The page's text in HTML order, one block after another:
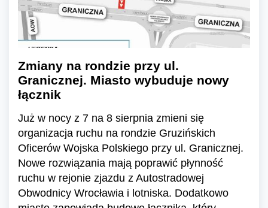
Zmiany na rondzie przy ul.
Granicznej. Miasto wybuduje nowy
łącznik
Już w nocy z 7 na 8 sierpnia zmieni się
organizacja ruchu na rondzie Gruzińskich
Oficerów Wojska Polskiego przy ul. Granicznej.
Nowe rozwiązania mają poprawić płynność
ruchu w rejonie zjazdu z Autostradowej
Obwodnicy Wrocławia i lotniska. Dodatkowo